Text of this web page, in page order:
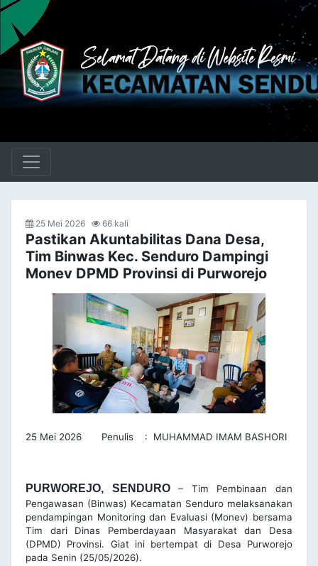
25 Mei 2026 66 kali
Pastikan Akuntabilitas Dana Desa,
Tim Binwas Kec. Senduro Dampingi
Monev DPMD Provinsi di Purworejo
25 Mei 2026 Penulis : MUHAMMAD IMAM BASHORI
PURWOREJO, SENDURO– Tim Pembinaan dan
Pengawasan (Binwas) Kecamatan Senduro melaksanakan
pendampingan Monitoring dan Evaluasi (Monev) bersama
Tim dari Dinas Pemberdayaan Masyarakat dan Desa
(DPMD) Provinsi. Giat ini bertempat di Desa Purworejo
pada Senin (25/05/2026).